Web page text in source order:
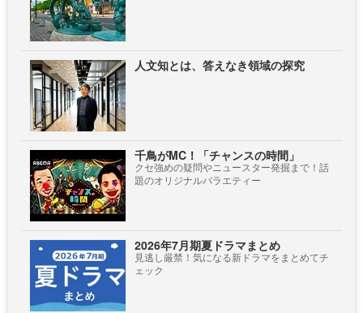
人文知とは、答えなき領域の探究
千鳥がMC！「チャンスの時間」
クセ強めの疑問やニュースター発掘まで！話
題のオリジナルバラエティー
2026年7月期夏ドラマまとめ
見逃し厳禁！気になる新ドラマをまとめてチ
ェック